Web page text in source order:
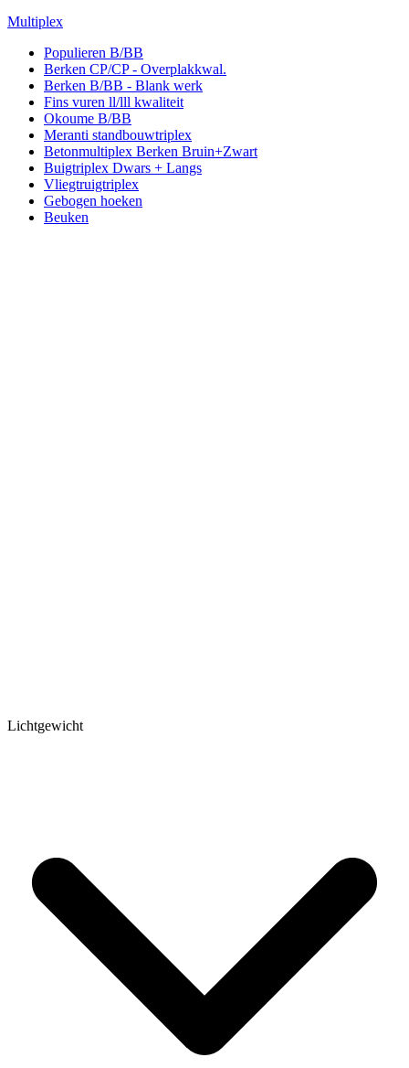
Multiplex
Populieren B/BB
Berken CP/CP - Overplakkwal.
Berken B/BB - Blank werk
Fins vuren ll/lll kwaliteit
Okoume B/BB
Meranti standbouwtriplex
Betonmultiplex Berken Bruin+Zwart
Buigtriplex Dwars + Langs
Vliegtruigtriplex
Gebogen hoeken
Beuken
Lichtgewicht